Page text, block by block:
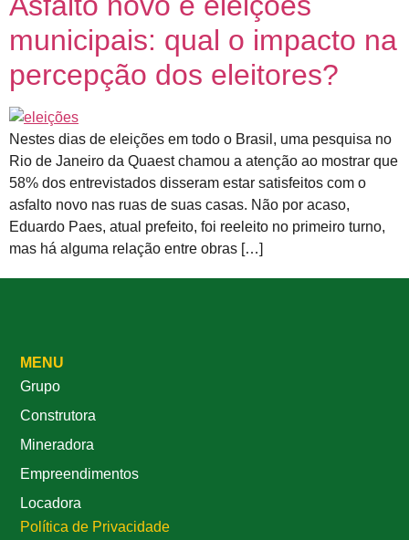
municipais: qual o impacto na
percepção dos eleitores?
Nestes dias de eleições em todo o Brasil, uma pesquisa no
Rio de Janeiro da Quaest chamou a atenção ao mostrar que
58% dos entrevistados disseram estar satisfeitos com o
asfalto novo nas ruas de suas casas. Não por acaso,
Eduardo Paes, atual prefeito, foi reeleito no primeiro turno,
mas há alguma relação entre obras […]
MENU
Grupo
Construtora
Mineradora
Empreendimentos
Locadora
Política de Privacidade